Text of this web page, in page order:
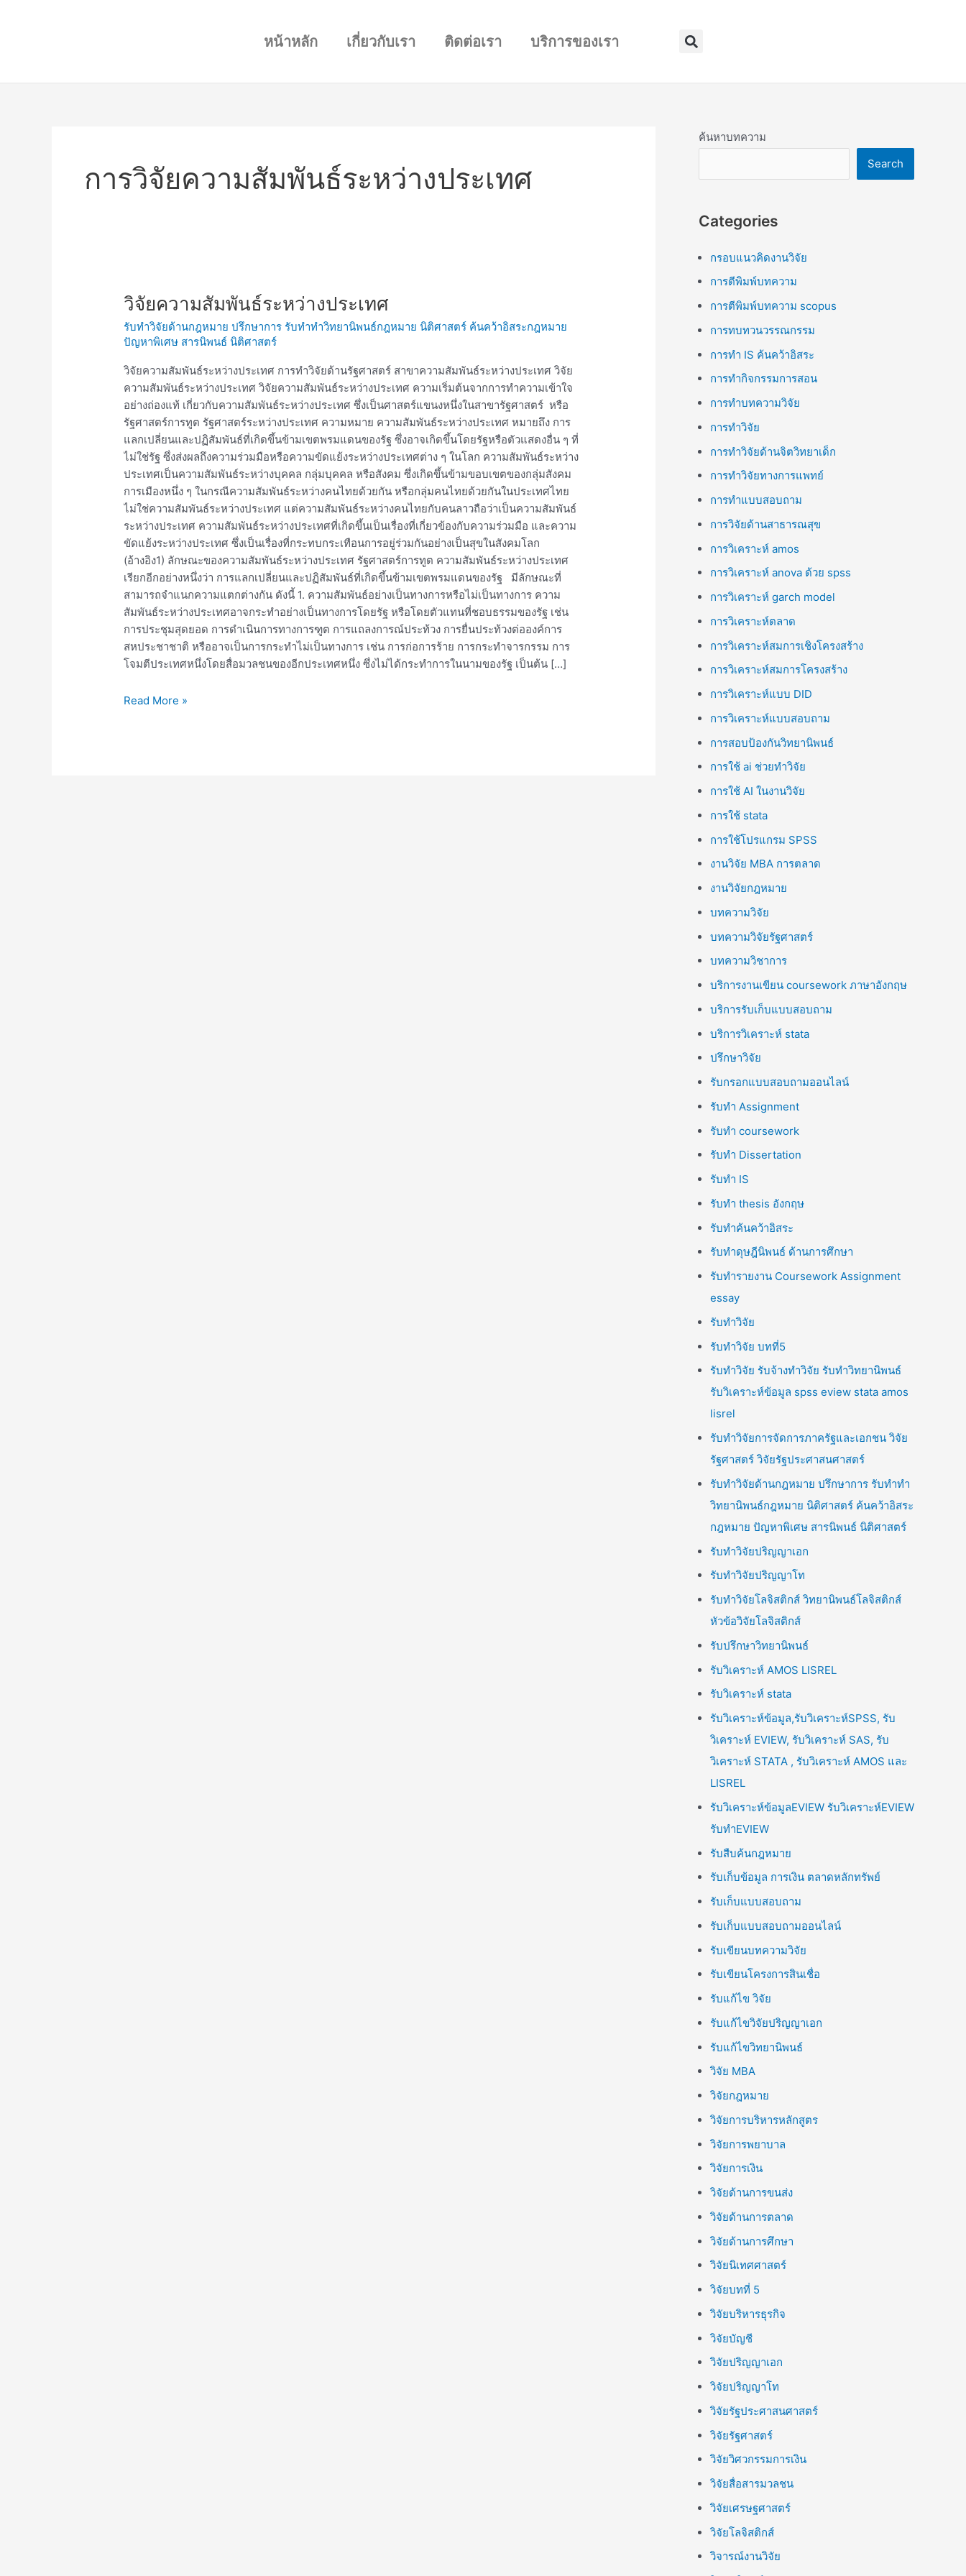
หน้าหลัก เกี่ยวกับเรา ติดต่อเรา บริการของเรา Search
การวิจัยความสัมพันธ์ระหว่างประเทศ
วิจัยความสัมพันธ์ระหว่างประเทศ
รับทำวิจัยด้านกฎหมาย ปรึกษาการ รับทำทำวิทยานิพนธ์กฎหมาย นิติศาสตร์ ค้นคว้าอิสระกฎหมาย
ปัญหาพิเศษ สารนิพนธ์ นิติศาสตร์
วิจัยความสัมพันธ์ระหว่างประเทศ การทำวิจัยด้านรัฐศาสตร์ สาขาความสัมพันธ์ระหว่างประเทศ วิจัย
ความสัมพันธ์ระหว่างประเทศ วิจัยความสัมพันธ์ระหว่างประเทศ ความเริ่มต้นจากการทำความเข้าใจ
อย่างถ่องแท้ เกี่ยวกับความสัมพันธ์ระหว่างประเทศ ซึ่งเป็นศาสตร์แขนงหนึ่งในสาขารัฐศาสตร์ หรือ
รัฐศาสตร์การทูต รัฐศาสตร์ระหว่างประเทศ ความหมาย ความสัมพันธ์ระหว่างประเทศ หมายถึง การ
แลกเปลี่ยนและปฏิสัมพันธ์ที่เกิดขึ้นข้ามเขตพรมแดนของรัฐ ซึ่งอาจเกิดขึ้นโดยรัฐหรือตัวแสดงอื่น ๆ ที่
ไม่ใช่รัฐ ซึ่งส่งผลถึงความร่วมมือหรือความขัดแย้งระหว่างประเทศต่าง ๆ ในโลก ความสัมพันธ์ระหว่าง
ประเทศเป็นความสัมพันธ์ระหว่างบุคคล กลุ่มบุคคล หรือสังคม ซึ่งเกิดขึ้นข้ามขอบเขตของกลุ่มสังคม
การเมืองหนึ่ง ๆ ในกรณีความสัมพันธ์ระหว่างคนไทยด้วยกัน หรือกลุ่มคนไทยด้วยกันในประเทศไทย
ไม่ใช่ความสัมพันธ์ระหว่างประเทศ แต่ความสัมพันธ์ระหว่างคนไทยกับคนลาวถือว่าเป็นความสัมพันธ์
ระหว่างประเทศ ความสัมพันธ์ระหว่างประเทศที่เกิดขึ้นเป็นเรื่องที่เกี่ยวข้องกับความร่วมมือ และความ
ขัดแย้งระหว่างประเทศ ซึ่งเป็นเรื่องที่กระทบกระเทือนการอยู่ร่วมกันอย่างเป็นสุขในสังคมโลก
(อ้างอิง1) ลักษณะของความสัมพันธ์ระหว่างประเทศ รัฐศาสตร์การทูต ความสัมพันธ์ระหว่างประเทศ
เรียกอีกอย่างหนึ่งว่า การแลกเปลี่ยนและปฏิสัมพันธ์ที่เกิดขึ้นข้ามเขตพรมแดนของรัฐ มีลักษณะที่
สามารถจำแนกความแตกต่างกัน ดังนี้ 1. ความสัมพันธ์อย่างเป็นทางการหรือไม่เป็นทางการ ความ
สัมพันธ์ระหว่างประเทศอาจกระทำอย่างเป็นทางการโดยรัฐ หรือโดยตัวแทนที่ชอบธรรมของรัฐ เช่น
การประชุมสุดยอด การดำเนินการทางการฑูต การแถลงการณ์ประท้วง การยื่นประท้วงต่อองค์การ
สหประชาชาติ หรืออาจเป็นการกระทำไม่เป็นทางการ เช่น การก่อการร้าย การกระทำจารกรรม การ
โจมตีประเทศหนึ่งโดยสื่อมวลชนของอีกประเทศหนึ่ง ซึ่งไม่ได้กระทำการในนามของรัฐ เป็นต้น […]
วิจัย
สัมพันธ์
ระหว่าง
ประเทศ
Read More »
ค้นหาบทความ
Search
Categories
กรอบแนวคิดงานวิจัย
การตีพิมพ์บทความ
การตีพิมพ์บทความ scopus
การทบทวนวรรณกรรม
การทำ IS ค้นคว้าอิสระ
การทำกิจกรรมการสอน
การทำบทความวิจัย
การทำวิจัย
การทำวิจัยด้านจิตวิทยาเด็ก
การทำวิจัยทางการแพทย์
การทำแบบสอบถาม
การวิจัยด้านสาธารณสุข
การวิเคราะห์ amos
การวิเคราะห์ anova ด้วย spss
การวิเคราะห์ garch model
การวิเคราะห์ตลาด
การวิเคราะห์สมการเชิงโครงสร้าง
การวิเคราะห์สมการโครงสร้าง
การวิเคราะห์แบบ DID
การวิเคราะห์แบบสอบถาม
การสอบป้องกันวิทยานิพนธ์
การใช้ ai ช่วยทำวิจัย
การใช้ AI ในงานวิจัย
การใช้ stata
การใช้โปรแกรม SPSS
งานวิจัย MBA การตลาด
งานวิจัยกฎหมาย
บทความวิจัย
บทความวิจัยรัฐศาสตร์
บทความวิชาการ
บริการงานเขียน coursework ภาษาอังกฤษ
บริการรับเก็บแบบสอบถาม
บริการวิเคราะห์ stata
ปรึกษาวิจัย
รับกรอกแบบสอบถามออนไลน์
รับทำ Assignment
รับทำ coursework
รับทำ Dissertation
รับทำ IS
รับทำ thesis อังกฤษ
รับทำค้นคว้าอิสระ
รับทำดุษฎีนิพนธ์ ด้านการศึกษา
รับทำรายงาน Coursework Assignment
essay
รับทำวิจัย
รับทำวิจัย บทที่5
รับทำวิจัย รับจ้างทำวิจัย รับทำวิทยานิพนธ์
รับวิเคราะห์ข้อมูล spss eview stata amos
lisrel
รับทำวิจัยการจัดการภาครัฐและเอกชน วิจัย
รัฐศาสตร์ วิจัยรัฐประศาสนศาสตร์
รับทำวิจัยด้านกฎหมาย ปรึกษาการ รับทำทำ
วิทยานิพนธ์กฎหมาย นิติศาสตร์ ค้นคว้าอิสระ
กฎหมาย ปัญหาพิเศษ สารนิพนธ์ นิติศาสตร์
รับทำวิจัยปริญญาเอก
รับทำวิจัยปริญญาโท
รับทำวิจัยโลจิสติกส์ วิทยานิพนธ์โลจิสติกส์
หัวข้อวิจัยโลจิสติกส์
รับปรึกษาวิทยานิพนธ์
รับวิเคราะห์ AMOS LISREL
รับวิเคราะห์ stata
รับวิเคราะห์ข้อมูล,รับวิเคราะห์SPSS, รับ
วิเคราะห์ EVIEW, รับวิเคราะห์ SAS, รับ
วิเคราะห์ STATA , รับวิเคราะห์ AMOS และ
LISREL
รับวิเคราะห์ข้อมูลEVIEW รับวิเคราะห์EVIEW
รับทำEVIEW
รับสืบค้นกฎหมาย
รับเก็บข้อมูล การเงิน ตลาดหลักทรัพย์
รับเก็บแบบสอบถาม
รับเก็บแบบสอบถามออนไลน์
รับเขียนบทความวิจัย
รับเขียนโครงการสินเชื่อ
รับแก้ไข วิจัย
รับแก้ไขวิจัยปริญญาเอก
รับแก้ไขวิทยานิพนธ์
วิจัย MBA
วิจัยกฎหมาย
วิจัยการบริหารหลักสูตร
วิจัยการพยาบาล
วิจัยการเงิน
วิจัยด้านการขนส่ง
วิจัยด้านการตลาด
วิจัยด้านการศึกษา
วิจัยนิเทศศาสตร์
วิจัยบทที่ 5
วิจัยบริหารธุรกิจ
วิจัยบัญชี
วิจัยปริญญาเอก
วิจัยปริญญาโท
วิจัยรัฐประศาสนศาสตร์
วิจัยรัฐศาสตร์
วิจัยวิศวกรรมการเงิน
วิจัยสื่อสารมวลชน
วิจัยเศรษฐศาสตร์
วิจัยโลจิสติกส์
วิจารณ์งานวิจัย